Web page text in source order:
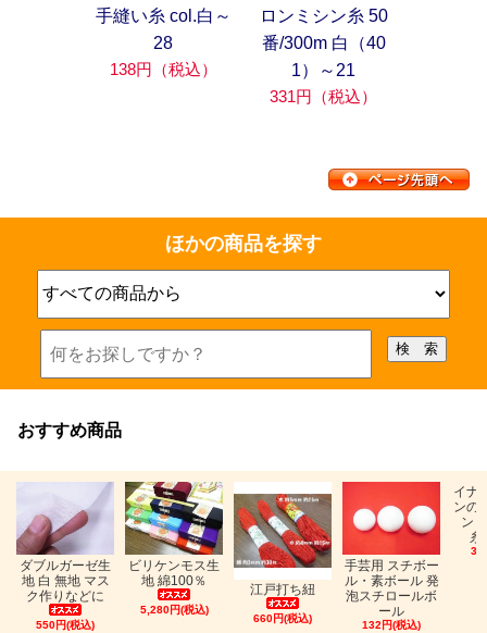
手縫い糸 col.白～
28
138円（税込）
ロンミシン糸 50
番/300m 白（40
1）～21
331円（税込）
ほかの商品を探す
おすすめ商品
ダブルガーゼ生
地 白 無地 マス
ク作りなどに
550円(税込)
ビリケンモス生
地 綿100％
5,280円(税込)
江戸打ち紐
660円(税込)
手芸用 スチボー
ル・素ボール 発
泡スチロールボ
ール
132円(税込)
イナ
ンの
ン
糸